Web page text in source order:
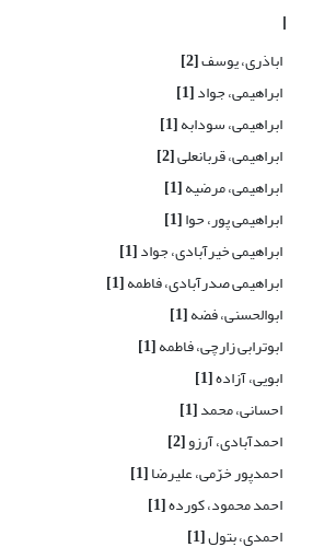
ا
اباذری، یوسف[2]
ابراهیمی، جواد[1]
ابراهیمی، سودابه[1]
ابراهیمی، قربانعلی[2]
ابراهیمی، مرضیه[1]
ابراهیمی پور، حوا[1]
ابراهیمی خیرآبادی، جواد[1]
ابراهیمی صدرآبادی، فاطمه[1]
ابوالحسنی، فضه[1]
ابوترابی زارچی، فاطمه[1]
ابویی، آزاده[1]
احسانی، محمد[1]
احمدآبادی، آرزو[2]
احمدپور خرّمی، علیرضا[1]
احمد محمود، کورده[1]
احمدی، بتول[1]